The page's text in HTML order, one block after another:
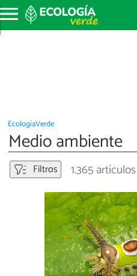
EcologíaVerde
Medio ambiente
Filtros 1.365 artículos